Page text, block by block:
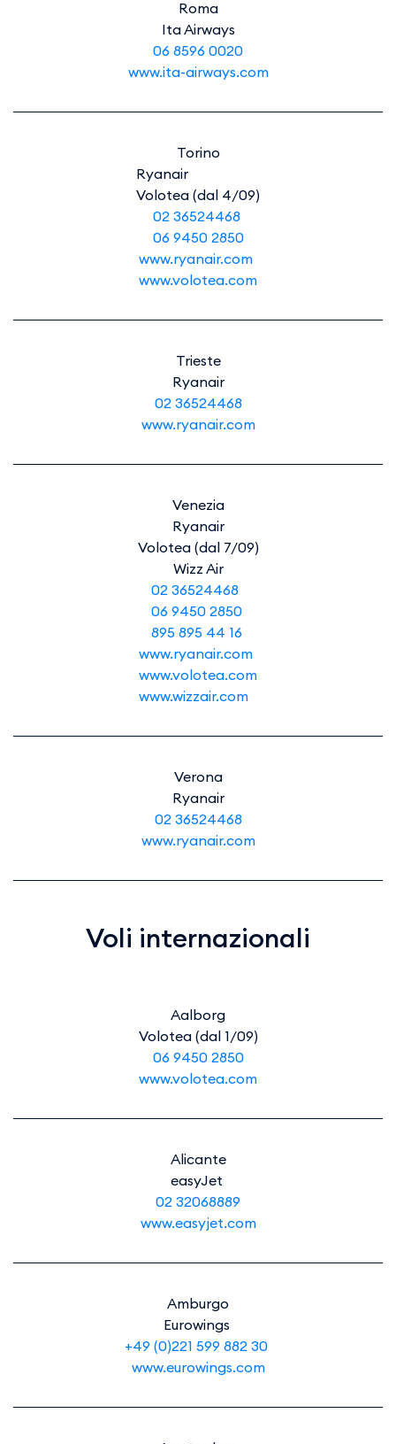
Roma​
Ita Airways
06 8596 0020
www.ita-airways.com
Torino​
Ryanair
Volotea (dal 4/09)
02 36524468
06 9450 2850
www.ryanair.com
www.volotea.com
Trieste
Ryanair
02 36524468
www.ryanair.com
Venezia
Ryanair
Volotea (dal 7/09)
Wizz Air
02 36524468
06 9450 2850
895 895 44 16
www.ryanair.com
www.volotea.com
www.wizzair.com
Verona
Ryanair
02 36524468
www.ryanair.com
Voli internazionali
Aalborg
Volotea (dal 1/09)
06 9450 2850
www.volotea.com
Alicante
easyJet
02 32068889
www.easyjet.com
Amburgo
Eurowings
+49 (0)221 599 882 30
www.eurowings.com